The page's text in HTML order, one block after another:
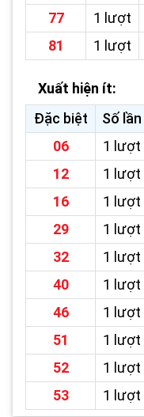
77
1 lượt
81
1 lượt
Xuất hiện ít:
Đặc biệt
Số lần
06
1 lượt
12
1 lượt
16
1 lượt
29
1 lượt
32
1 lượt
40
1 lượt
46
1 lượt
51
1 lượt
52
1 lượt
53
1 lượt